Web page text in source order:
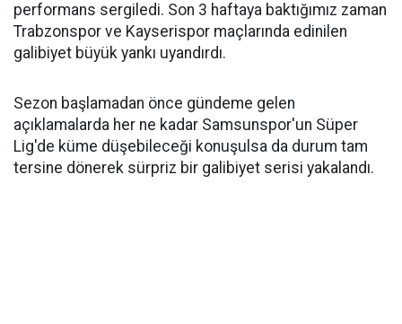
performans sergiledi. Son 3 haftaya baktığımız zaman
Trabzonspor ve Kayserispor maçlarında edinilen
galibiyet büyük yankı uyandırdı.
Sezon başlamadan önce gündeme gelen
açıklamalarda her ne kadar Samsunspor'un Süper
Lig'de küme düşebileceği konuşulsa da durum tam
tersine dönerek sürpriz bir galibiyet serisi yakalandı.